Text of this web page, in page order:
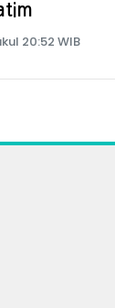
20:52 WIB